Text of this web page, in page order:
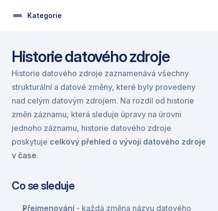
Kategorie
Historie datového zdroje
Historie datového zdroje zaznamenává všechny
strukturální a datové změny, které byly provedeny
nad celým datovým zdrojem. Na rozdíl od historie
změn záznamu, která sleduje úpravy na úrovni
jednoho záznamu, historie datového zdroje
poskytuje celkový přehled o vývoji datového zdroje
v čase.
Co se sleduje
Přejmenování - každá změna názvu datového